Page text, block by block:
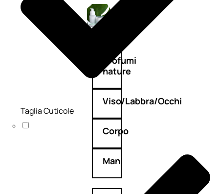
Profumi
nature
Viso/Labbra/Occhi
Corpo
Mani
Taglia Cuticole